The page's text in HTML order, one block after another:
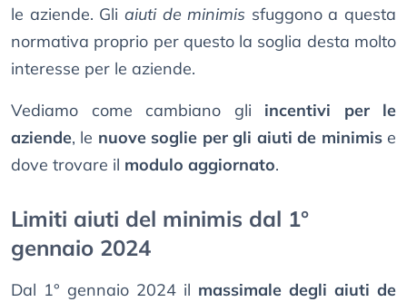
le aziende. Gli aiuti de minimis sfuggono a questa
normativa proprio per questo la soglia desta molto
interesse per le aziende.
Vediamo come cambiano gli incentivi per le
aziende, le nuove soglie per gli aiuti de minimise
dove trovare il modulo aggiornato.
Limiti aiuti del minimis dal 1°
gennaio 2024
Dal 1° gennaio 2024 il massimale degli aiuti de